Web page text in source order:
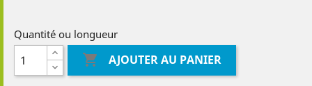
Quantité ou longueur
 AJOUTER AU PANIER